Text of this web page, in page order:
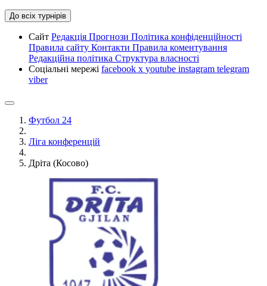
До всіх турнірів
Сайт Редакція Прогнози Політика конфіденційності
Правила сайту Контакти Правила коментування
Редакційна політика Структура власності
Соціальні мережі facebook x youtube instagram telegram
viber
Футбол 24
Ліга конференцій
Дріта (Косово)